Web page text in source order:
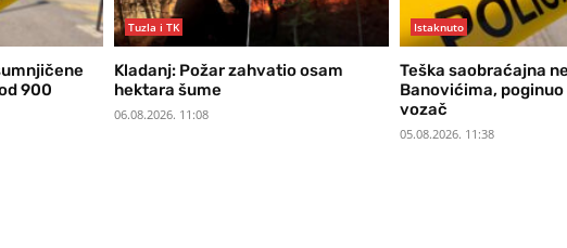
900
Tuzla i TK
Kladanj: Požar zahvatio osam
hektara šume
06.08.2026. 11:08
Istaknuto
Teška saobraćajna
Banovićima,
vozač
05.08.2026. 11:38